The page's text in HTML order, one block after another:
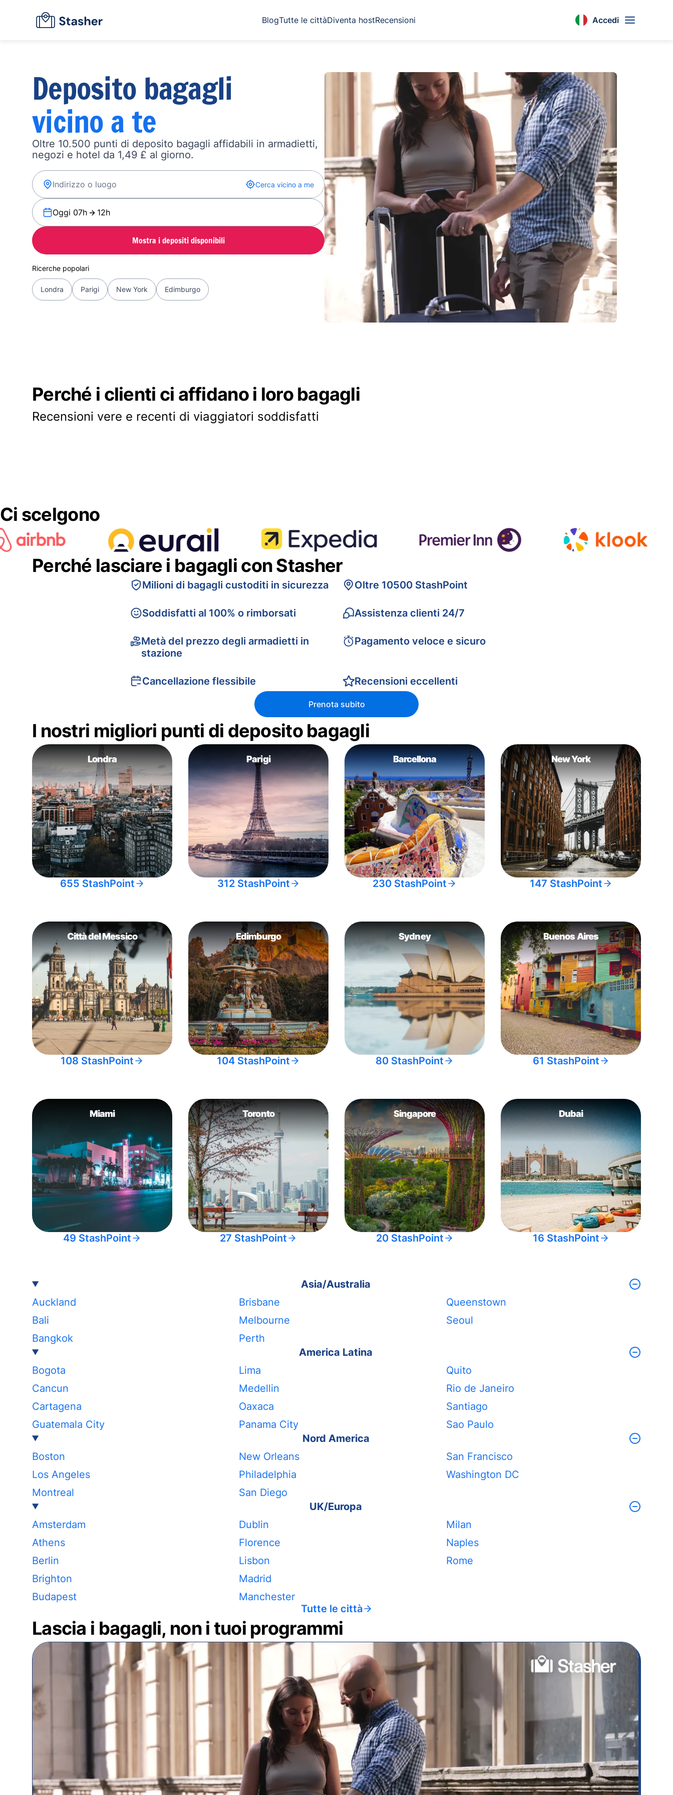
BlogTutte le cittàDiventa hostRecensioni Accedi
Deposito bagagli
vicino a te
Oltre 10.500 punti di deposito bagagli affidabili in armadietti,
negozi e hotel da 1,49 £ al giorno.
Cerca vicino a me
Oggi 07h 12h
Mostra i depositi disponibili
Ricerche popolari
Londra Parigi New York Edimburgo
Perché i clienti ci affidano i loro bagagli
Recensioni vere e recenti di viaggiatori soddisfatti
Ci scelgono
Perché lasciare i bagagli con Stasher
Milioni di bagagli custoditi in sicurezza
Soddisfatti al 100% o rimborsati
Metà del prezzo degli armadietti in
stazione
Cancellazione flessibile
Oltre 10500 StashPoint
Assistenza clienti 24/7
Pagamento veloce e sicuro
Recensioni eccellenti
Prenota subito
I nostri migliori punti di deposito bagagli
Londra
655 StashPoint
Parigi
312 StashPoint
Barcellona
230 StashPoint
New York
147 StashPoint
Città del Messico
108 StashPoint
Edimburgo
104 StashPoint
Sydney
80 StashPoint
Buenos Aires
61 StashPoint
Miami
49 StashPoint
Toronto
27 StashPoint
Singapore
20 StashPoint
Dubai
16 StashPoint
Asia/Australia
Auckland
Bali
Bangkok
Brisbane
Melbourne
Perth
Queenstown
Seoul
America Latina
Bogota
Cancun
Cartagena
Guatemala City
Lima
Medellin
Oaxaca
Panama City
Quito
Rio de Janeiro
Santiago
Sao Paulo
Nord America
Boston
Los Angeles
Montreal
New Orleans
Philadelphia
San Diego
San Francisco
Washington DC
UK/Europa
Amsterdam
Athens
Berlin
Brighton
Budapest
Dublin
Florence
Lisbon
Madrid
Manchester
Milan
Naples
Rome
Tutte le città
Lascia i bagagli, non i tuoi programmi